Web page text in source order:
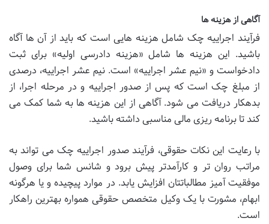
آگاهی از هزینه ها
فرآیند اجراییه چک شامل هزینه هایی است که باید از آن ها آگاه
باشید. این هزینه ها شامل «هزینه دادرسی اولیه» برای ثبت
دادخواست و «نیم عشر اجراییه» است. نیم عشر اجراییه، درصدی
از مبلغ چک است که پس از صدور اجراییه و در مرحله اجرا، از
بدهکار دریافت می شود. آگاهی از این هزینه ها به شما کمک می
کند تا برنامه ریزی مالی مناسبی داشته باشید.
با رعایت این نکات حقوقی، فرآیند صدور اجراییه چک می تواند به
مراتب روان تر و کارآمدتر پیش برود و شانس شما برای وصول
موفقیت آمیز مطالباتتان افزایش یابد. در موارد پیچیده و یا هرگونه
ابهام، مشورت با یک وکیل متخصص حقوقی همواره بهترین راهکار
است.